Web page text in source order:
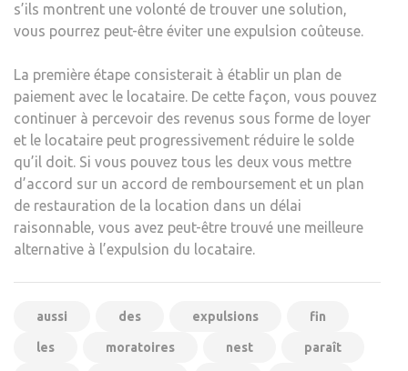
s’ils montrent une volonté de trouver une solution,
vous pourrez peut-être éviter une expulsion coûteuse.
La première étape consisterait à établir un plan de
paiement avec le locataire. De cette façon, vous pouvez
continuer à percevoir des revenus sous forme de loyer
et le locataire peut progressivement réduire le solde
qu’il doit. Si vous pouvez tous les deux vous mettre
d’accord sur un accord de remboursement et un plan
de restauration de la location dans un délai
raisonnable, vous avez peut-être trouvé une meilleure
alternative à l’expulsion du locataire.
aussi des expulsions fin
les moratoires nest paraît